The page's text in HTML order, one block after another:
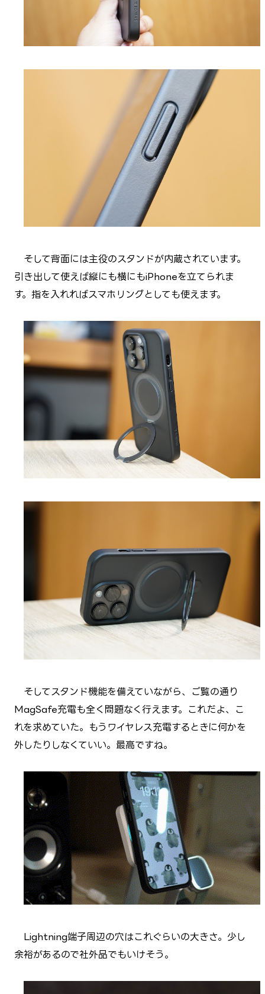
そして背面には主役のスタンドが内蔵されています。
引き出して使えば縦にも横にもiPhoneを立てられま
す。指を入れればスマホリングとしても使えます。
そしてスタンド機能を備えていながら、ご覧の通り
MagSafe充電も全く問題なく行えます。これだよ、こ
れを求めていた。もうワイヤレス充電するときに何かを
外したりしなくていい。最高ですね。
Lightning端子周辺の穴はこれぐらいの大きさ。少し
余裕があるので社外品でもいけそう。